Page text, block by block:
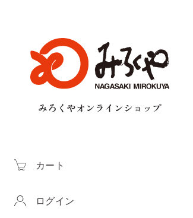
みろくやオンラインショップ
カート
ログイン